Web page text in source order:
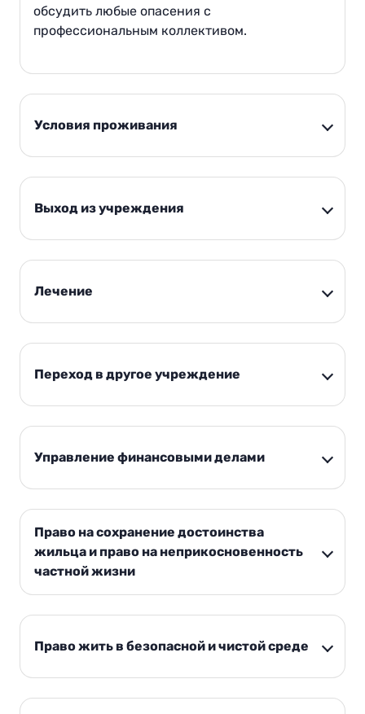
обсудить любые опасения с
профессиональным коллективом.
Условия проживания
Выход из учреждения
Лечение
Переход в другое учреждение
Управление финансовыми делами
Право на сохранение достоинства
жильца и право на неприкосновенность
частной жизни
Право жить в безопасной и чистой среде